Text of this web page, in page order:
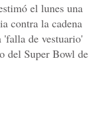
el lunes una
contra la cadena
de vestuario'
del Super Bowl de